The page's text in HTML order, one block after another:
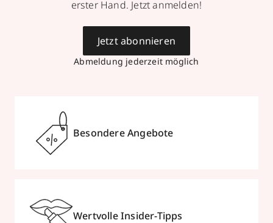
erster Hand. Jetzt anmelden!
Abmeldung jederzeit möglich
Jetzt abonnieren
Besondere Angebote
Wertvolle Insider-Tipps